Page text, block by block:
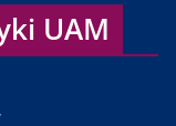
UAM